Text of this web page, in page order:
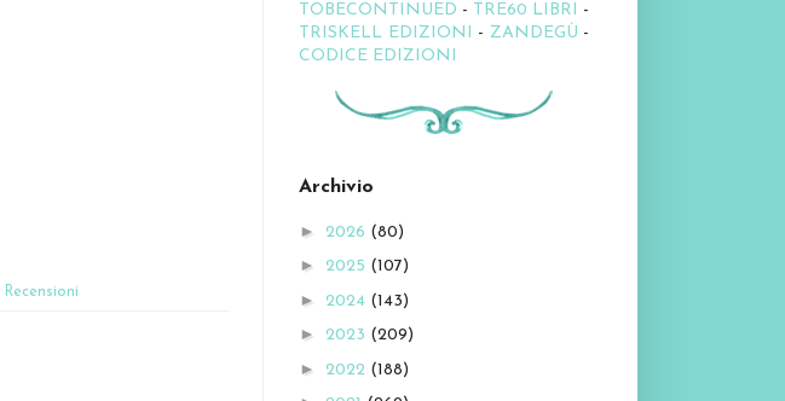
Recensioni
TOBECONTINUED - TRE60 LIBRI -
TRISKELL EDIZIONI - ZANDEGÙ -
CODICE EDIZIONI
Archivio
► 2026 (80)
► 2025 (107)
► 2024 (143)
► 2023 (209)
► 2022 (188)